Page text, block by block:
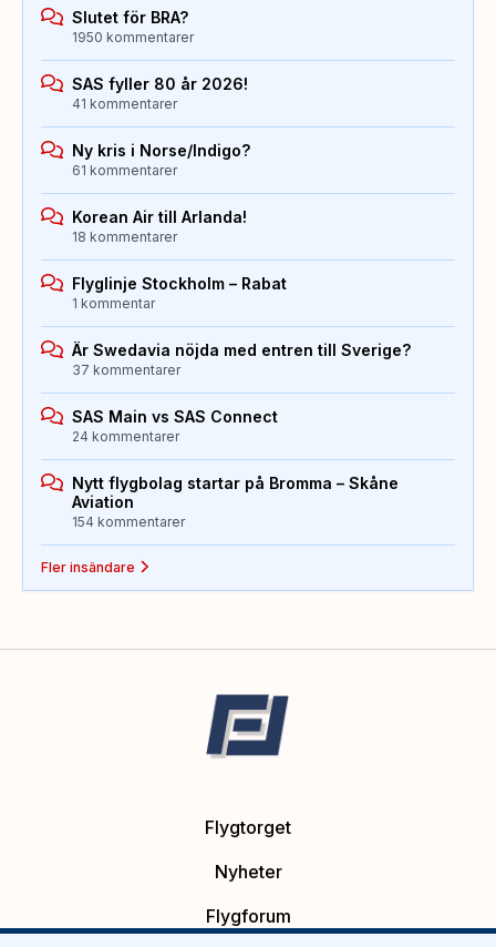
Slutet för BRA?
1950 kommentarer
SAS fyller 80 år 2026!
41 kommentarer
Ny kris i Norse/Indigo?
61 kommentarer
Korean Air till Arlanda!
18 kommentarer
Flyglinje Stockholm – Rabat
1 kommentar
Är Swedavia nöjda med entren till Sverige?
37 kommentarer
SAS Main vs SAS Connect
24 kommentarer
Nytt flygbolag startar på Bromma – Skåne
Aviation
154 kommentarer
Fler insändare
Flygtorget
Nyheter
Flygforum